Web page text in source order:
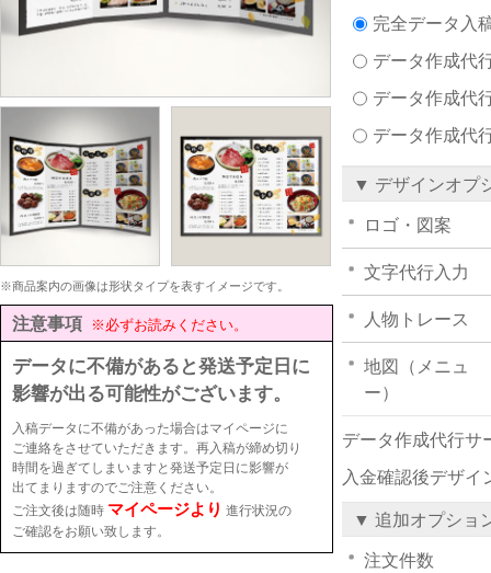
※商品案内の画像は形状タイプを表すイメージです。
注意事項 ※必ずお読みください。
データに不備があると発送予定日に
影響が出る可能性がございます。
入稿データに不備があった場合はマイページに
ご連絡をさせていただきます。再入稿が締め切り
時間を過ぎてしまいますと発送予定日に影響が
出てまりますのでご注意ください。
ご注文後は随時 マイページより 進行状況の
ご確認をお願い致します。
完全データ入
データ作成代
データ作成代
データ作成代
▼ デザインオプ
ロゴ・図案
文字代行入力
人物トレース
地図（メニュ
ー）
データ作成代行サ
入金確認後デザイ
▼ 追加オプショ
注文件数